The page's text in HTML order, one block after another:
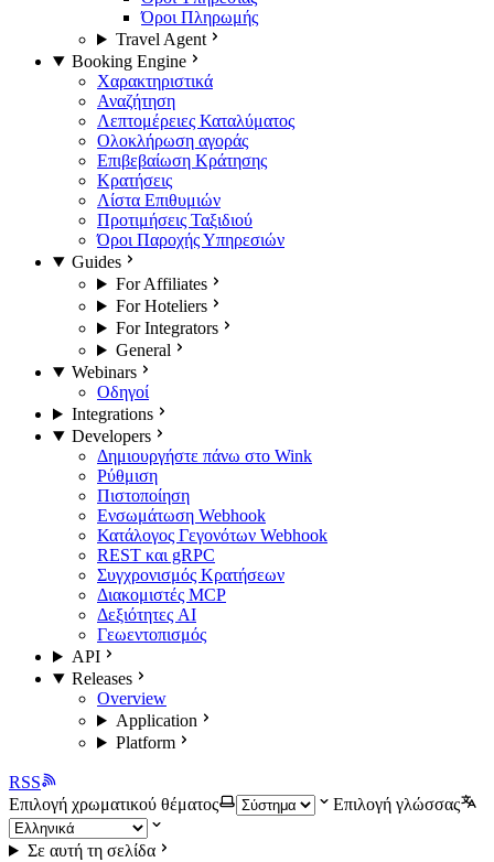
Όροι Πληρωμής
Travel Agent
Booking Engine
Χαρακτηριστικά
Αναζήτηση
Λεπτομέρειες Καταλύματος
Ολοκλήρωση αγοράς
Επιβεβαίωση Κράτησης
Κρατήσεις
Λίστα Επιθυμιών
Προτιμήσεις Ταξιδιού
Όροι Παροχής Υπηρεσιών
Guides
For Affiliates
For Hoteliers
For Integrators
General
Webinars
Οδηγοί
Integrations
Developers
Δημιουργήστε πάνω στο Wink
Ρύθμιση
Πιστοποίηση
Ενσωμάτωση Webhook
Κατάλογος Γεγονότων Webhook
REST και gRPC
Συγχρονισμός Κρατήσεων
Διακομιστές MCP
Δεξιότητες AI
Γεωεντοπισμός
API
Releases
Overview
Application
Platform
RSS
Επιλογή χρωματικού θέματος
Επιλογή γλώσσας
Σε αυτή τη σελίδα